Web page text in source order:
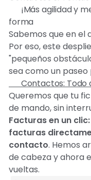
🚀 ¡Más agilidad y
forma
Sabemos que en el
Por eso, este
"pequeños
sea como un paseo
👤 Contactos:
Queremos que tu
de mando, sin
Facturas en un clic:
facturas
contacto. Hemos
de cabeza y ahora
vueltas.